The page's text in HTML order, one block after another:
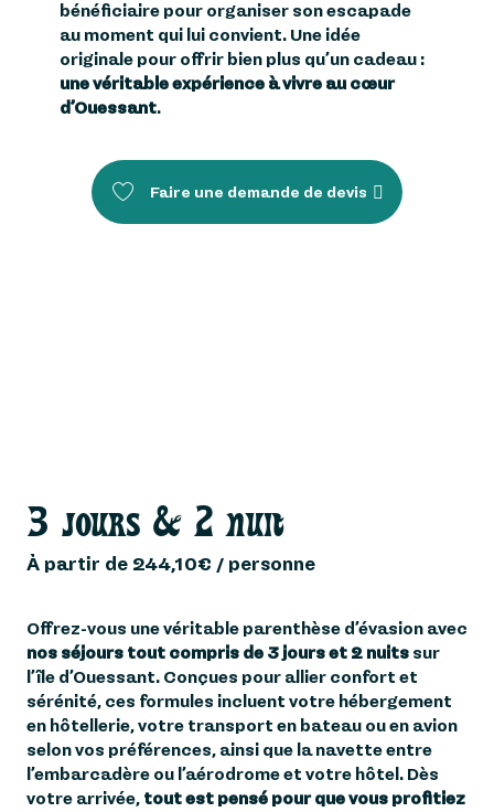
bénéficiaire pour organiser son escapade
au moment qui lui convient. Une idée
originale pour offrir bien plus qu’un cadeau :
une véritable expérience à vivre au cœur
d’Ouessant.
Faire une demande de devis
3 jours & 2 nuit
À partir de 244,10€ / personne
Offrez-vous une véritable parenthèse d’évasion avec
nos séjours tout compris de 3 jours et 2 nuits sur
l’île d’Ouessant. Conçues pour allier confort et
sérénité, ces formules incluent votre hébergement
en hôtellerie, votre transport en bateau ou en avion
selon vos préférences, ainsi que la navette entre
l’embarcadère ou l’aérodrome et votre hôtel. Dès
votre arrivée, tout est pensé pour que vous profitiez